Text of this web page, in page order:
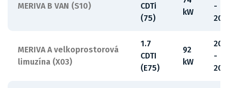
MERIVA B VAN (S10)
CDTi
(75)
kW
-
MERIVA A velkoprostorová
limuzína (X03)
1.7
CDTI
(E75)
92
kW
-